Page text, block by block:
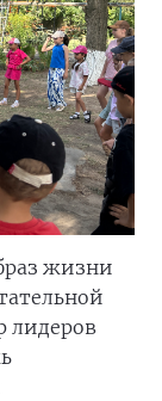
жизни
лидеров